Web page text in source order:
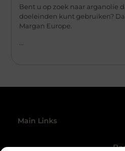
Bent u op zoek naar arganolie
doeleinden kunt gebruiken?
Margan Europe.
Main Links